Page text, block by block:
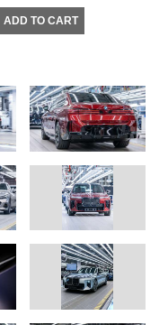
ADD TO CART